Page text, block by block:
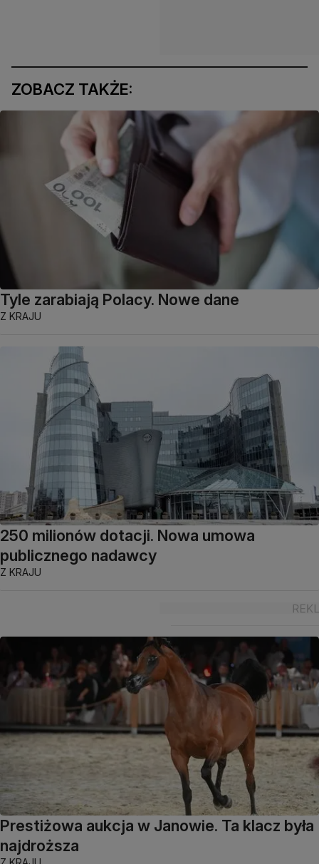
ZOBACZ TAKŻE:
Tyle zarabiają Polacy. Nowe dane
Z KRAJU
250 milionów dotacji. Nowa umowa
publicznego nadawcy
Z KRAJU
Prestiżowa aukcja w Janowie. Ta klacz była
najdroższa